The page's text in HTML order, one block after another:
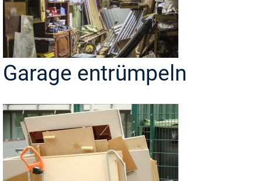
Garage entrümpeln